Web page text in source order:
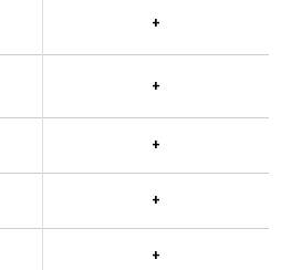
подлокотник для
и органайзером
светодиодная
пассажиров
сидений
(в пропорции 40/60)
регулировка сидений
+
+
+
+
+